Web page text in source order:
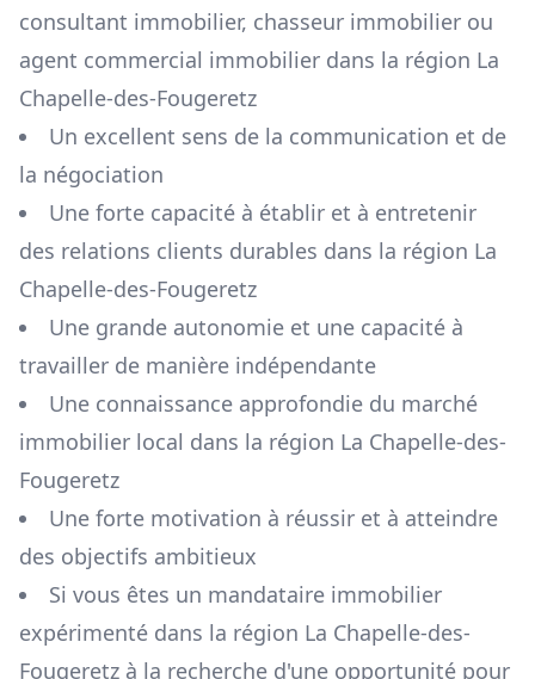
consultant immobilier, chasseur immobilier ou
agent commercial immobilier dans la région La
Chapelle-des-Fougeretz
Un excellent sens de la communication et de
la négociation
Une forte capacité à établir et à entretenir
des relations clients durables dans la région La
Chapelle-des-Fougeretz
Une grande autonomie et une capacité à
travailler de manière indépendante
Une connaissance approfondie du marché
immobilier local dans la région La Chapelle-des-
Fougeretz
Une forte motivation à réussir et à atteindre
des objectifs ambitieux
Si vous êtes un mandataire immobilier
expérimenté dans la région La Chapelle-des-
Fougeretz à la recherche d'une opportunité pour